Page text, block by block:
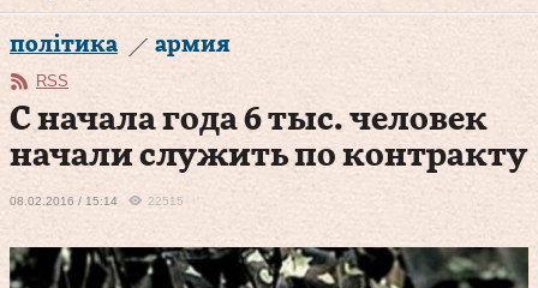
політика армия
RSS
С начала года 6 тыс. человек
начали служить по контракту
08.02.2016 / 15:14 22515